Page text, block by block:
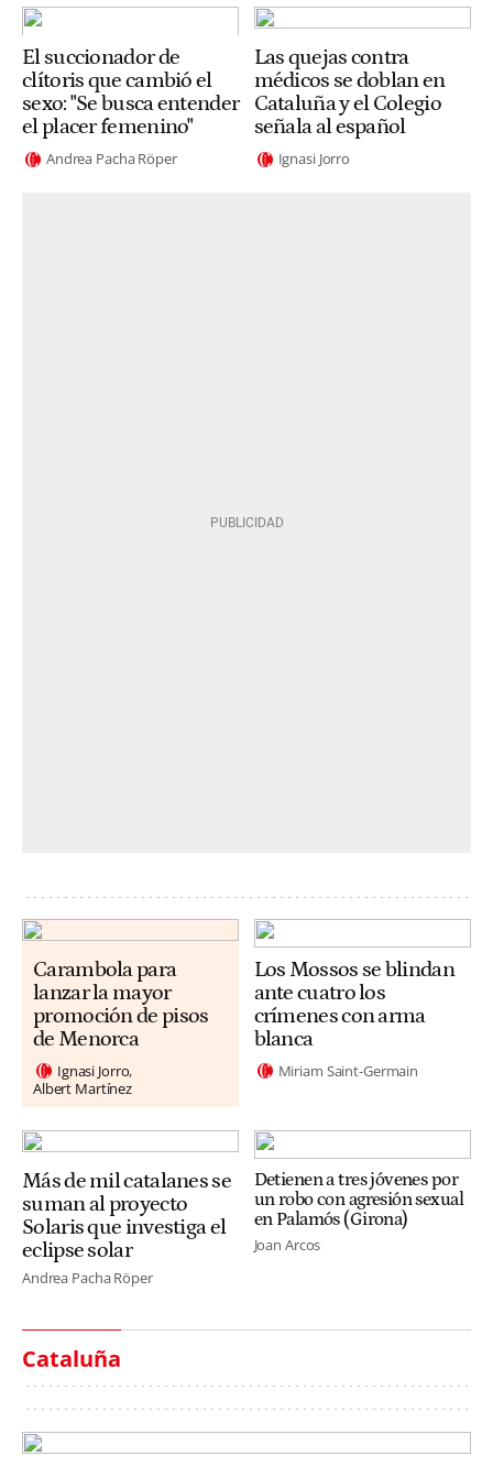
El succionador de
clítoris que cambió el
sexo: "Se busca entender
el placer femenino"
Andrea Pacha Röper
Las quejas contra
médicos se doblan en
Cataluña y el Colegio
señala al español
Ignasi Jorro
Carambola para
lanzar la mayor
promoción de pisos
de Menorca
Ignasi Jorro
Albert Martínez
Los Mossos se blindan
ante cuatro los
crímenes con arma
blanca
Miriam Saint-Germain
Más de mil catalanes se
suman al proyecto
Solaris que investiga el
eclipse solar
Andrea Pacha Röper
Detienen a tres jóvenes por
un robo con agresión sexual
en Palamós (Girona)
Joan Arcos
Cataluña